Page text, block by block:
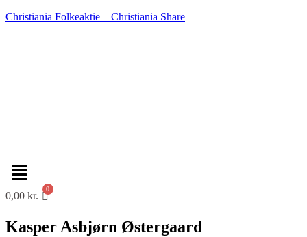
Christiania Folkeaktie – Christiania Share
Menu
0,00 kr.
Kasper Asbjørn Østergaard